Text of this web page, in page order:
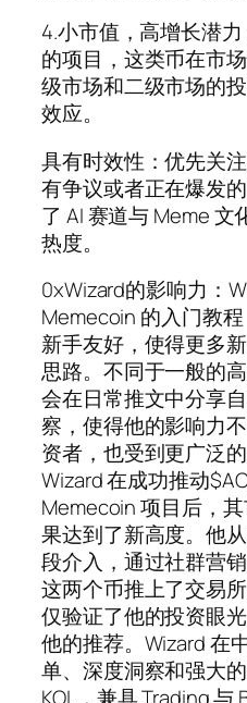
4.小市值，高增长潜
的项目，这类币在市
级市场和二级市场的
效应。
具有时效性：优先关
有争议或者正在爆发
了 AI 赛道与 Meme 文
热度。
0xWizard的影响力：
Memecoin 的入门教
新手友好，使得更多
思路。不同于一般的
会在日常推文中分享
察，使得他的影响力
资者，也受到更广泛的
Wizard 在成功推动
Memecoin 项目后，
果达到了新高度。他
段介入，通过社群营
这两个币推上了交易
仅验证了他的投资眼
他的推荐。Wizard 在
单、深度洞察和强大